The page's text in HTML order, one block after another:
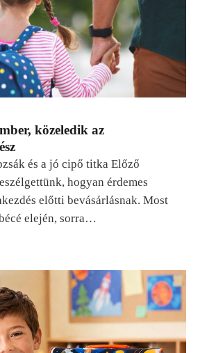
közeledik az
és a jó cipő titka Előző
hogyan érdemes
előtti bevásárlásnak. Most
elején, sorra…